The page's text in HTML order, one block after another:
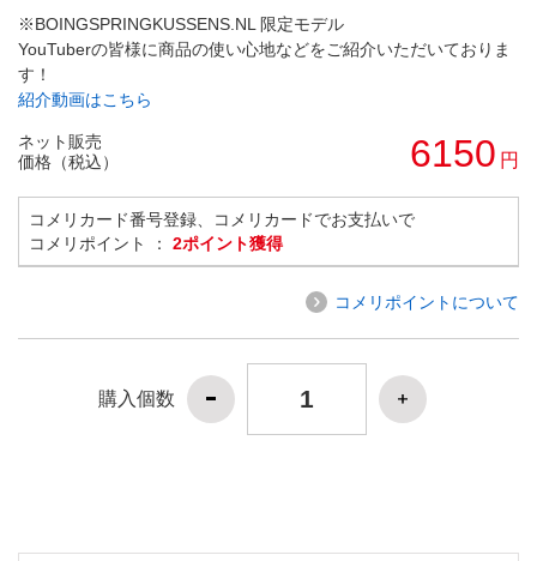
※BOINGSPRINGKUSSENS.NL 限定モデル
YouTuberの皆様に商品の使い心地などをご紹介いただいておりま
す！
紹介動画はこちら
ネット販売
価格（税込）
6150 円
コメリカード番号登録、コメリカードでお支払いで
コメリポイント ： 2ポイント獲得
コメリポイントについて
購入個数